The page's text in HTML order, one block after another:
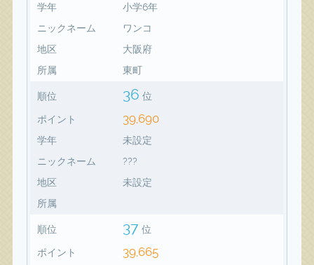
学年
小学6年
ニックネーム
ワンコ
地区
大阪府
所属
東町
順位 36 位
ポイント 39,690
学年
未設定
ニックネーム
???
地区
未設定
所属
順位 37 位
ポイント 39,665